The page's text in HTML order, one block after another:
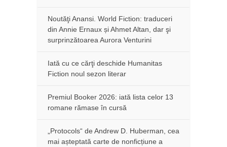
Noutăţi Anansi. World Fiction: traduceri
din Annie Ernaux și Ahmet Altan, dar şi
surprinzătoarea Aurora Venturini
Iată cu ce cărţi deschide Humanitas
Fiction noul sezon literar
Premiul Booker 2026: iată lista celor 13
romane rămase în cursă
„Protocols“ de Andrew D. Huberman, cea
mai așteptată carte de nonficțiune a